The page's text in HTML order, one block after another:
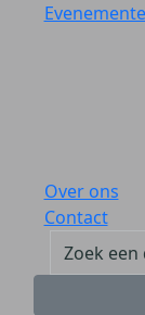
Over ons
Contact